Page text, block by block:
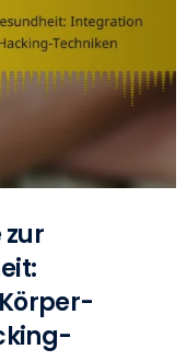
zur